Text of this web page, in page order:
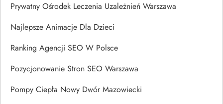
Prywatny Ośrodek Leczenia Uzależnień Warszawa
Najlepsze Animacje Dla Dzieci
Ranking Agencji SEO W Polsce
Pozycjonowanie Stron SEO Warszawa
Pompy Ciepła Nowy Dwór Mazowiecki